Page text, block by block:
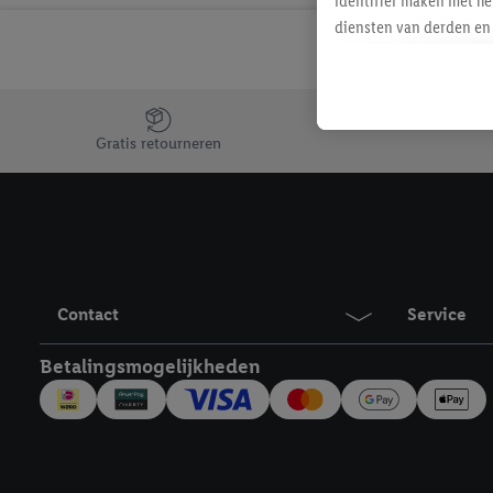
Jouw voordelen bij ons als Lidl webshop klant
Gratis retourneren
Contact Service
Betalingsmogelijkheden
diensten van derden
Als je hiervoor
eerder interesse hebt
maar het niet te
mailadres en met
Onder "Aanpassen"
Door te klikken op
technieken worden
inclusief over de
trekken, vind je in onze
over de cookies die